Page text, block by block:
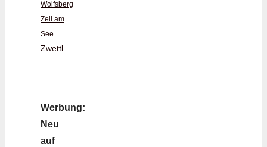
Wolfsberg
Zell am
See
Zwettl
Werbung:
Neu
auf